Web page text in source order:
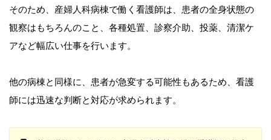
そのため、産婦人科病棟で働く看護師は、患者の全身状態の
観察はもちろんのこと、各種処置、診察介助、投薬、清潔ケ
アなど幅広い仕事を行います。
他の病棟と同様に、患者が急変する可能性もあるため、看護
師には迅速な判断と対応が求められます。